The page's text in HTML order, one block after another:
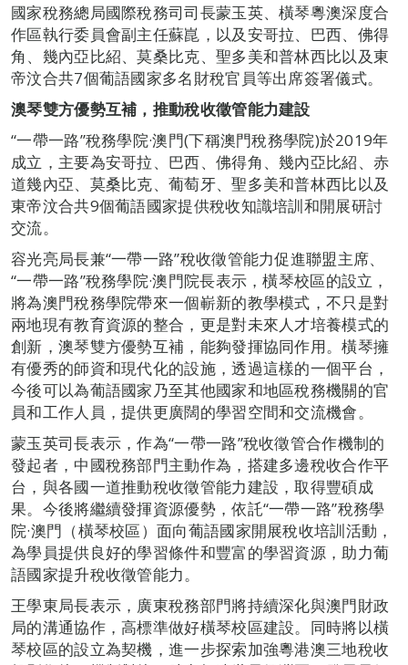
國家稅務總局國際稅務司司長蒙玉英、橫琴粵澳深度合
作區執行委員會副主任蘇崑，以及安哥拉、巴西、佛得
角、幾內亞比紹、莫桑比克、聖多美和普林西比以及東
帝汶合共7個葡語國家多名財稅官員等出席簽署儀式。
澳琴雙方優勢互補，推動稅收徵管能力建設
“一帶一路”稅務學院·澳門(下稱澳門稅務學院)於2019年
成立，主要為安哥拉、巴西、佛得角、幾內亞比紹、赤
道幾內亞、莫桑比克、葡萄牙、聖多美和普林西比以及
東帝汶合共9個葡語國家提供稅收知識培訓和開展研討
交流。
容光亮局長兼“一帶一路”稅收徵管能力促進聯盟主席、
“一帶一路”稅務學院·澳門院長表示，橫琴校區的設立，
將為澳門稅務學院帶來一個嶄新的教學模式，不只是對
兩地現有教育資源的整合，更是對未來人才培養模式的
創新，澳琴雙方優勢互補，能夠發揮協同作用。橫琴擁
有優秀的師資和現代化的設施，透過這樣的一個平台，
今後可以為葡語國家乃至其他國家和地區稅務機關的官
員和工作人員，提供更廣闊的學習空間和交流機會。
蒙玉英司長表示，作為“一帶一路”稅收徵管合作機制的
發起者，中國稅務部門主動作為，搭建多邊稅收合作平
台，與各國一道推動稅收徵管能力建設，取得豐碩成
果。今後將繼續發揮資源優勢，依託“一帶一路”稅務學
院·澳門（橫琴校區）面向葡語國家開展稅收培訓活動，
為學員提供良好的學習條件和豐富的學習資源，助力葡
語國家提升稅收徵管能力。
王學東局長表示，廣東稅務部門將持續深化與澳門財政
局的溝通協作，高標準做好橫琴校區建設。同時將以橫
琴校區的設立為契機，進一步探索加強粵港澳三地稅收